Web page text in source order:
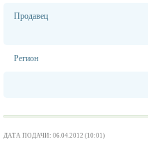
Продавец
Регион
ДАТА ПОДАЧИ: 06.04.2012 (10:01)